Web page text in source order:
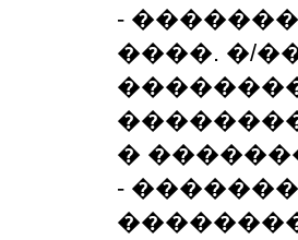
-
����. �/
�
-